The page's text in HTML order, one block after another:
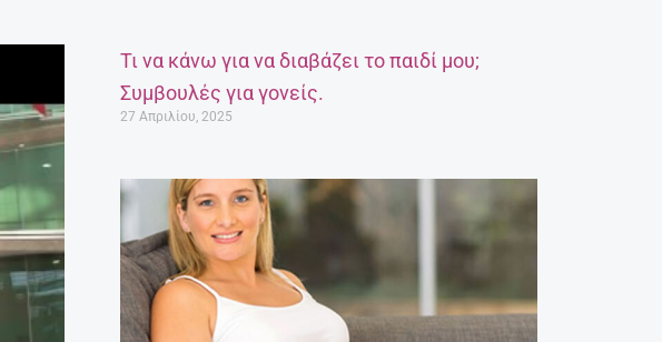
Τι να κάνω για να διαβάζει το παιδί μου;
Συμβουλές για γονείς.
27 Απριλίου, 2025